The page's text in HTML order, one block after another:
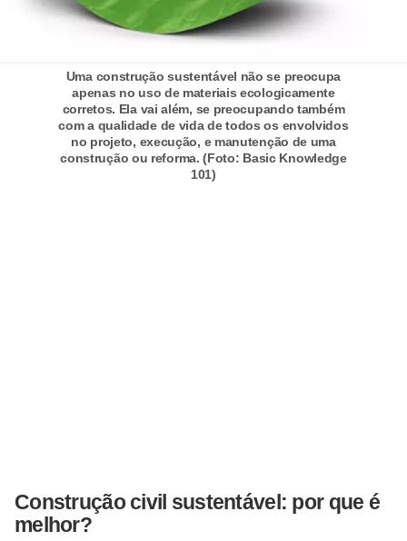
Uma construção sustentável não se preocupa
apenas no uso de materiais ecologicamente
corretos. Ela vai além, se preocupando também
com a qualidade de vida de todos os envolvidos
no projeto, execução, e manutenção de uma
construção ou reforma. (Foto: Basic Knowledge
101)
Construção civil sustentável: por que é
melhor?